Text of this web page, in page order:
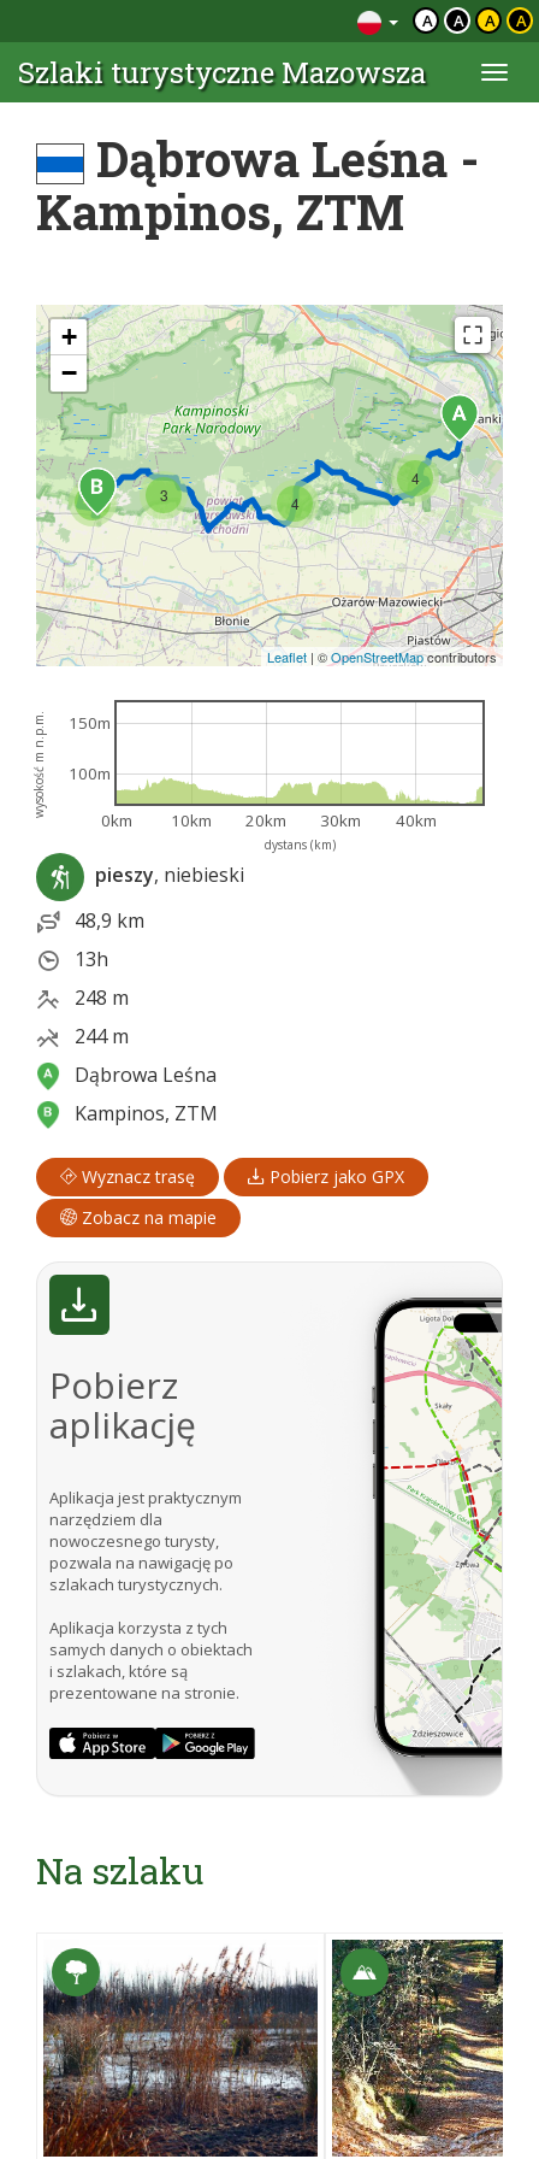
A A A A
Szlaki turystyczne Mazowsza
Dąbrowa Leśna -
Kampinos, ZTM
2 3 4
4
+
−
Leaflet | ©OpenStreetMapcontributors
dystans (km)
wysokość m n.p.m.
0km 10km 20km 30km 40km
100m
150m
pieszy, niebieski
48,9 km
13h
248 m
244 m
Dąbrowa Leśna
Kampinos, ZTM
Wyznacz trasę
Pobierz jako GPX
Zobacz na mapie
Pobierz
aplikację
Aplikacja jest praktycznym
narzędziem dla
nowoczesnego turysty,
pozwala na nawigację po
szlakach turystycznych.
Aplikacja korzysta z tych
samych danych o obiektach
i szlakach, które są
prezentowane na stronie.
Na szlaku